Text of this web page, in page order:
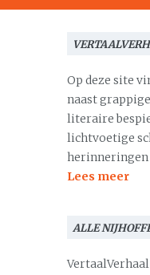
Op deze site
naast
literaire
lichtvoetige
herinneringen
Lees meer
ALLE